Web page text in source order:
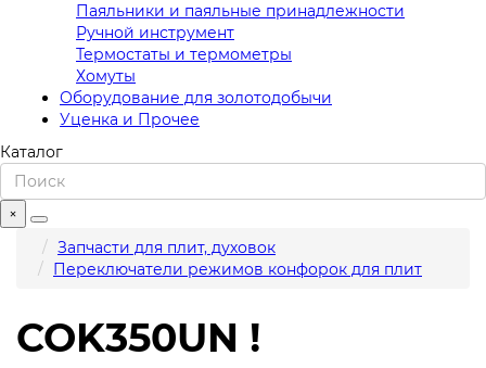
Паяльники и паяльные принадлежности
Ручной инструмент
Термостаты и термометры
Хомуты
Оборудование для золотодобычи
Уценка и Прочее
Каталог
×
Запчасти для плит, духовок
Переключатели режимов конфорок для плит
COK350UN !